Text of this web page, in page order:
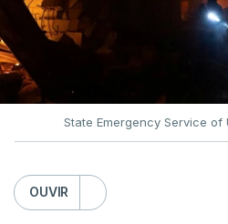
O documento segue agora
Representantes, mas não se
antes de setembro.
O presidente ucraniano
esperar que esta seja uma
State Emergency Service of
OUVIR